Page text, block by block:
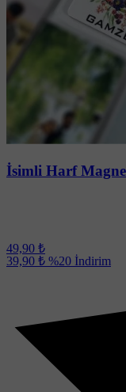
Soru-Cevap
İsimli Harf
49,90 ₺
39,90 ₺ %20 İndirim